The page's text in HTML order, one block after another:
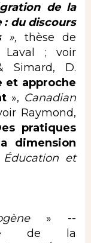
de la
: du discours
», thèse de
Laval ; voir
Simard, D.
et approche
», Canadian
Raymond,
pratiques
dimension
Éducation et
» --
de la